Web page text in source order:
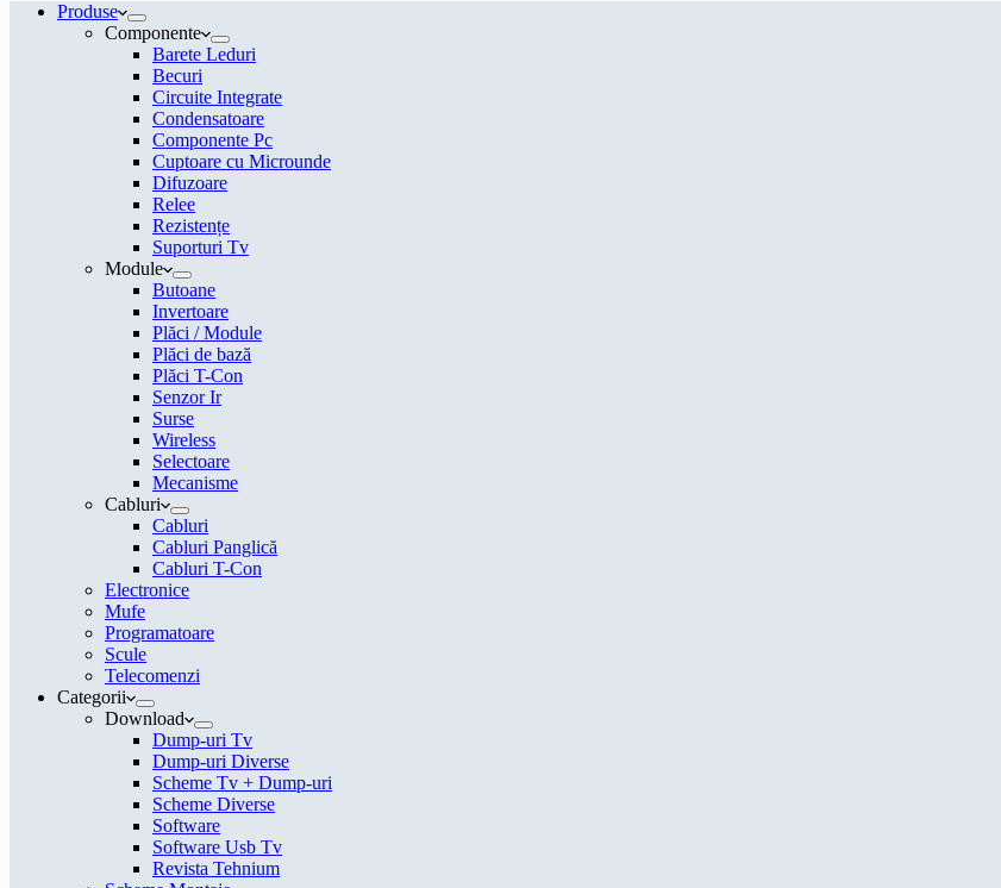
Produse
Componente
Barete Leduri
Becuri
Circuite Integrate
Condensatoare
Componente Pc
Cuptoare cu Microunde
Difuzoare
Relee
Rezistențe
Suporturi Tv
Module
Butoane
Invertoare
Plăci / Module
Plăci de bază
Plăci T-Con
Senzor Ir
Surse
Wireless
Selectoare
Mecanisme
Cabluri
Cabluri
Cabluri Panglică
Cabluri T-Con
Electronice
Mufe
Programatoare
Scule
Telecomenzi
Categorii
Download
Dump-uri Tv
Dump-uri Diverse
Scheme Tv + Dump-uri
Scheme Diverse
Software
Software Usb Tv
Revista Tehnium